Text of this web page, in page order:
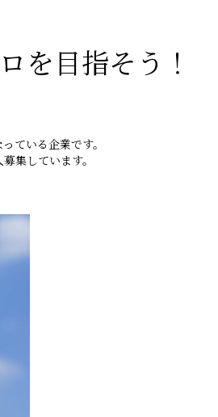
を目指そう！
ている企業です。
集しています。